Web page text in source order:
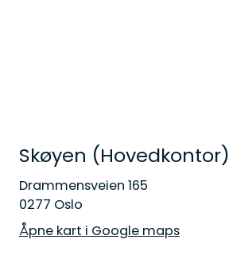
Skøyen (Hovedkontor)
Drammensveien 165
0277 Oslo
Åpne kart i Google maps